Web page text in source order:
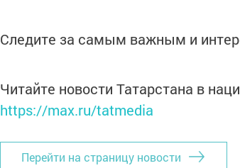
Следите за самым важным и
Читайте новости Татарстана в
https://max.ru/tatmedia
Перейти на страницу новости